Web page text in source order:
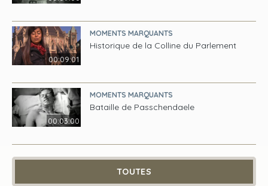
00:09:01
MOMENTS MARQUANTS
Historique de la Colline du Parlement
00:03:00
MOMENTS MARQUANTS
Bataille de Passchendaele
TOUTES